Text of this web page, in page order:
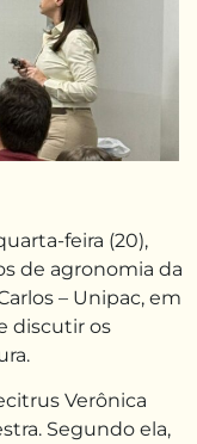
feira (20),
de agronomia da
– Unipac, em
discutir os
Verônica
Segundo ela,